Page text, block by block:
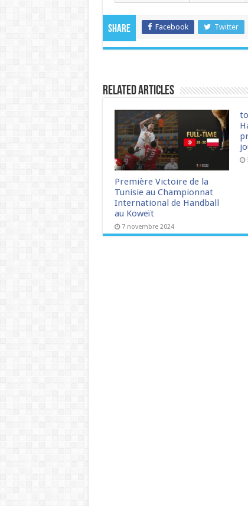
Share Facebook Twitter
Related Articles
Première Victoire de la
Tunisie au Championnat
International de Handball
au Koweït
7 novembre 2024